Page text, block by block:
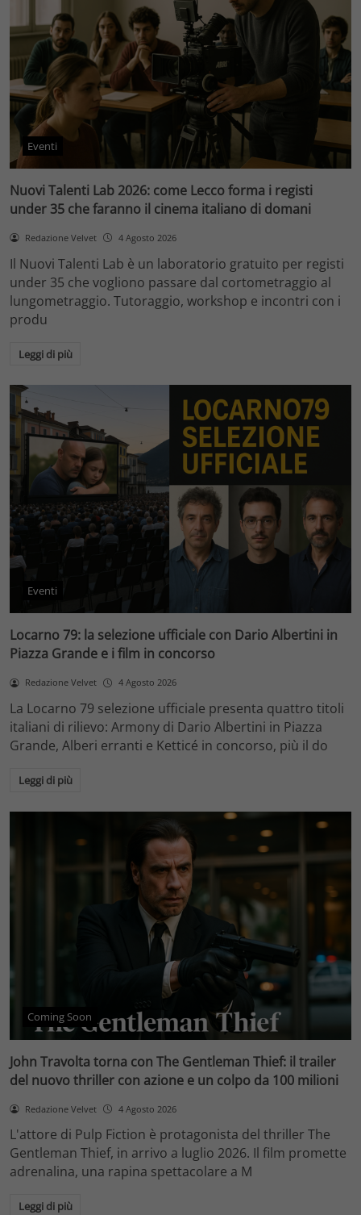
Eventi
Nuovi Talenti Lab 2026: come Lecco forma i registi
under 35 che faranno il cinema italiano di domani
Redazione Velvet 4 Agosto 2026
Il Nuovi Talenti Lab è un laboratorio gratuito per registi
under 35 che vogliono passare dal cortometraggio al
lungometraggio. Tutoraggio, workshop e incontri con i
produ
Leggi di più
Eventi
Locarno 79: la selezione ufficiale con Dario Albertini in
Piazza Grande e i film in concorso
Redazione Velvet 4 Agosto 2026
La Locarno 79 selezione ufficiale presenta quattro titoli
italiani di rilievo: Armony di Dario Albertini in Piazza
Grande, Alberi erranti e Ketticé in concorso, più il do
Leggi di più
Coming Soon
John Travolta torna con The Gentleman Thief: il trailer
del nuovo thriller con azione e un colpo da 100 milioni
Redazione Velvet 4 Agosto 2026
L'attore di Pulp Fiction è protagonista del thriller The
Gentleman Thief, in arrivo a luglio 2026. Il film promette
adrenalina, una rapina spettacolare a M
Leggi di più